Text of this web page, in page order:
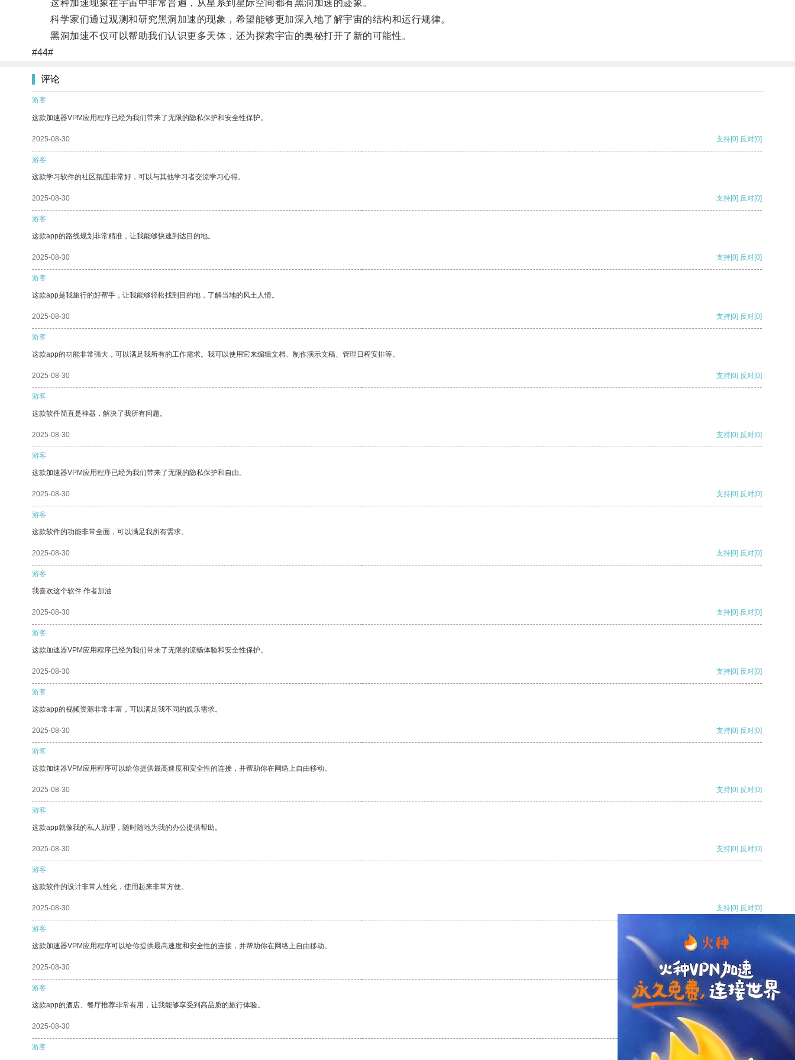
这种加速现象在宇宙中非常普遍，从星系到星际空间都有黑洞加速的迹象。
科学家们通过观测和研究黑洞加速的现象，希望能够更加深入地了解宇宙的结构和运行规律。
黑洞加速不仅可以帮助我们认识更多天体，还为探索宇宙的奥秘打开了新的可能性。
#44#
评论
游客
这款加速器VPM应用程序已经为我们带来了无限的隐私保护和安全性保护。
2025-08-30 支持[0] 反对[0]
游客
这款学习软件的社区氛围非常好，可以与其他学习者交流学习心得。
2025-08-30 支持[0] 反对[0]
游客
这款app的路线规划非常精准，让我能够快速到达目的地。
2025-08-30 支持[0] 反对[0]
游客
这款app是我旅行的好帮手，让我能够轻松找到目的地，了解当地的风土人情。
2025-08-30 支持[0] 反对[0]
游客
这款app的功能非常强大，可以满足我所有的工作需求。我可以使用它来编辑文档、制作演示文稿、管理日程安排等。
2025-08-30 支持[0] 反对[0]
游客
这款软件简直是神器，解决了我所有问题。
2025-08-30 支持[0] 反对[0]
游客
这款加速器VPM应用程序已经为我们带来了无限的隐私保护和自由。
2025-08-30 支持[0] 反对[0]
游客
这款软件的功能非常全面，可以满足我所有需求。
2025-08-30 支持[0] 反对[0]
游客
我喜欢这个软件 作者加油
2025-08-30 支持[0] 反对[0]
游客
这款加速器VPM应用程序已经为我们带来了无限的流畅体验和安全性保护。
2025-08-30 支持[0] 反对[0]
游客
这款app的视频资源非常丰富，可以满足我不同的娱乐需求。
2025-08-30 支持[0] 反对[0]
游客
这款加速器VPM应用程序可以给你提供最高速度和安全性的连接，并帮助你在网络上自由移动。
2025-08-30 支持[0] 反对[0]
游客
这款app就像我的私人助理，随时随地为我的办公提供帮助。
2025-08-30 支持[0] 反对[0]
游客
这款软件的设计非常人性化，使用起来非常方便。
2025-08-30 支持[0] 反对[0]
游客
这款加速器VPM应用程序可以给你提供最高速度和安全性的连接，并帮助你在网络上自由移动。
2025-08-30 支持[0] 反对
游客
这款app的酒店、餐厅推荐非常有用，让我能够享受到高品质的旅行体验。
2025-08-30 支持
游客